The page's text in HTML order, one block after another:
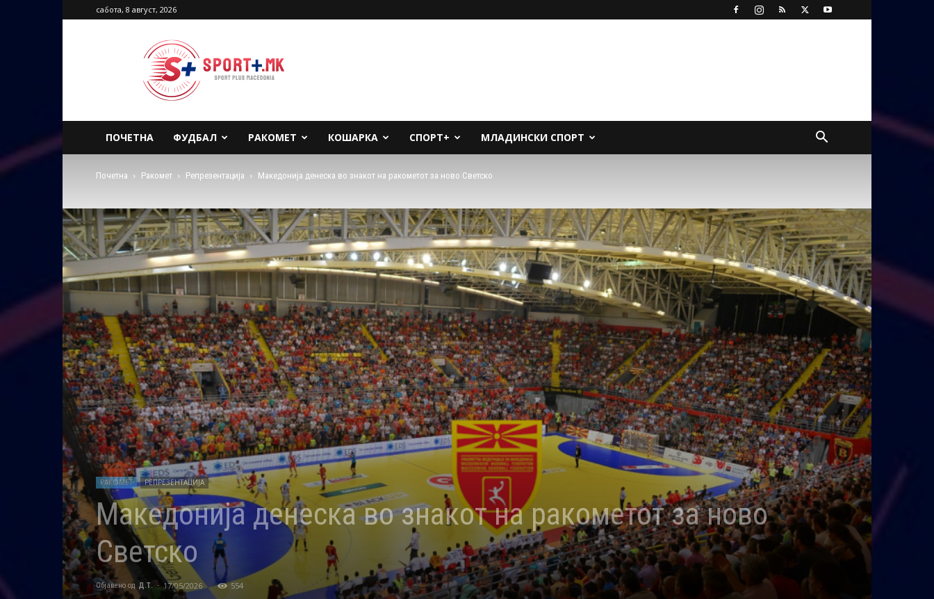
сабота, 8 август, 2026
Sport
Plus
Macedonia
ПОЧЕТНА ФУДБАЛ РАКОМЕТ КОШАРКА СПОРТ+ МЛАДИНСКИ СПОРТ
Почетна Ракомет Репрезентација Македонија денеска во знакот на ракометот за ново Светско
РАКОМЕТ РЕПРЕЗЕНТАЦИЈА
Македонија денеска во знакот на ракометот за ново
Светско
Објавено од Д.Т. - 17/05/2026 554